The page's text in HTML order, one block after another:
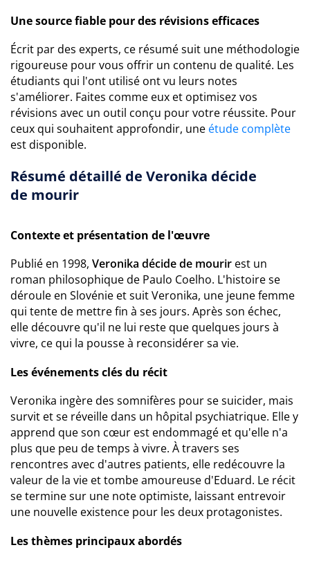
Une source fiable pour des révisions efficaces
Écrit par des experts, ce résumé suit une méthodologie
rigoureuse pour vous offrir un contenu de qualité. Les
étudiants qui l'ont utilisé ont vu leurs notes
s'améliorer. Faites comme eux et optimisez vos
révisions avec un outil conçu pour votre réussite. Pour
ceux qui souhaitent approfondir, une étude complète
est disponible.
Résumé détaillé de Veronika décide
de mourir
Contexte et présentation de l'œuvre
Publié en 1998, Veronika décide de mourir est un
roman philosophique de Paulo Coelho. L'histoire se
déroule en Slovénie et suit Veronika, une jeune femme
qui tente de mettre fin à ses jours. Après son échec,
elle découvre qu'il ne lui reste que quelques jours à
vivre, ce qui la pousse à reconsidérer sa vie.
Les événements clés du récit
Veronika ingère des somnifères pour se suicider, mais
survit et se réveille dans un hôpital psychiatrique. Elle y
apprend que son cœur est endommagé et qu'elle n'a
plus que peu de temps à vivre. À travers ses
rencontres avec d'autres patients, elle redécouvre la
valeur de la vie et tombe amoureuse d'Eduard. Le récit
se termine sur une note optimiste, laissant entrevoir
une nouvelle existence pour les deux protagonistes.
Les thèmes principaux abordés